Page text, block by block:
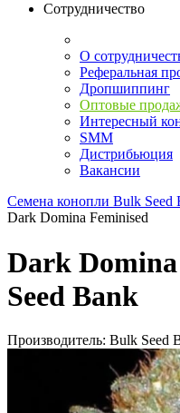
Сотрудничество
О
Реферальная
Дропшиппинг
Оптовые
Интересный
SMM
Дистрибьюция
Вакансии
Семена конопли Bulk Seed
Dark Domina Feminised
Dark
Seed Bank
Производитель: Bulk Seed